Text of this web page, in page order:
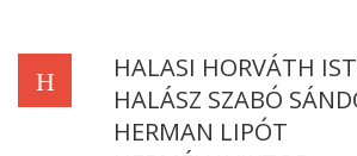
H
HALASI HORVÁTH
HALÁSZ SZABÓ
HERMAN LIPÓT